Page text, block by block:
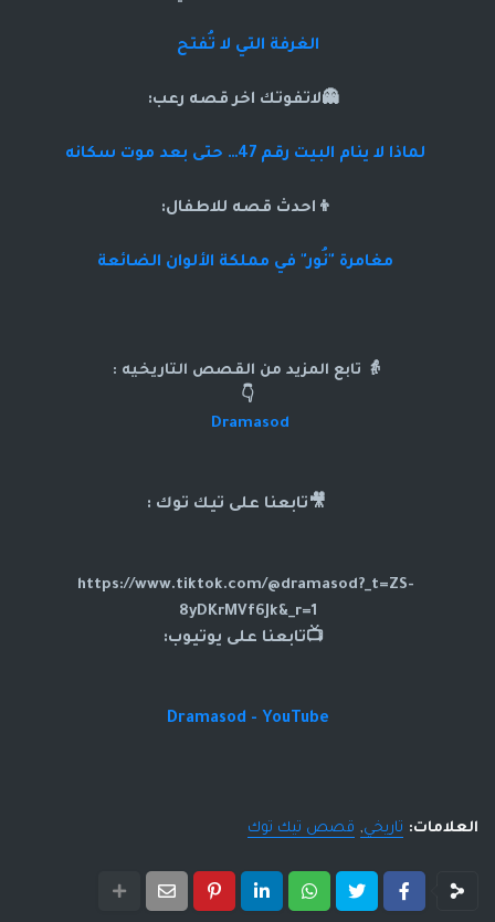
الغرفة التي لا تُفتح
👻لاتفوتك اخر قصه رعب:
لماذا لا ينام البيت رقم 47… حتى بعد موت سكانه
👦احدث قصه للاطفال:
مغامرة "نُور" في مملكة الألوان الضائعة
👵 تابع المزيد من القصص التاريخيه :
👇
Dramasod
🎥تابعنا على تيك توك :
https://www.tiktok.com/@dramasod?_t=ZS-
8yDKrMVf6Jk&_r=1
📺تابعنا على يوتيوب:
Dramasod - YouTube
العلامات: تاريخي قصص تيك توك